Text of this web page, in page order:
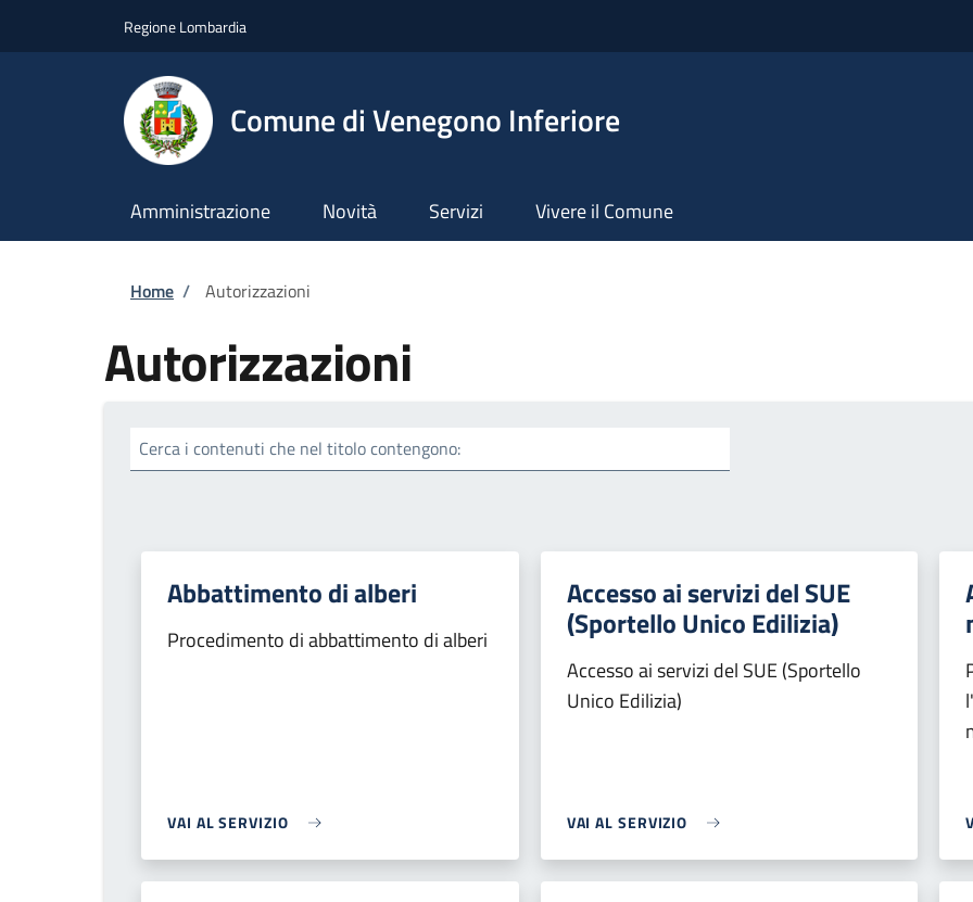
Regione Lombardia
Comune di Venegono Inferiore
Amministrazione Novità Servizi Vivere il Comune
Briciole di pane
Home / Autorizzazioni
Autorizzazioni
Cerca i contenuti che nel titolo contengono:
Abbattimento di alberi
Procedimento di abbattimento di alberi
VAI AL SERVIZIO
Accesso ai servizi del SUE
(Sportello Unico Edilizia)
Accesso ai servizi del SUE (Sportello
Unico Edilizia)
VAI AL SERVIZIO